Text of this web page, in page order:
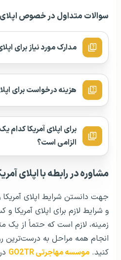
سوالات متداول در خصوص اپلای
مدارک مورد نیاز برای
هزینه درخواست برای
برای اپلای آمریکا کدام
الزامی است؟
مشاوره در رابطه با اپلای
جهت دانستن شرایط اپلای
و شرایط لازم برای اپلای آمریکا
زمینه، لازم است که حتماً از
انجام همه مراحل به
کنید. موسسه مهاجرتی GO2TR